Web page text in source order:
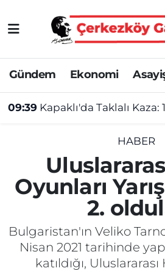
Gündem Ekonomi
09:39 Kapaklı'da Taklalı Kaza:
HABER
Oyunları
2.
Bulgaristan'ın Veliko
Nisan 2021 tarihinde
katıldığı,
Asayiş
Ekonomi
Gündem
Kültür&Sanat
Manşet
SAĞLIK
Spor
Tekirdağ Nöbetçi
Tekirdağ Hava Durumu
Tekirdağ Namaz Vakitleri
Tekirdağ Trafik Yoğunluk
Süper Lig Puan
Tüm Manşetler
Son Dakika Haberleri
Haber Arşivi